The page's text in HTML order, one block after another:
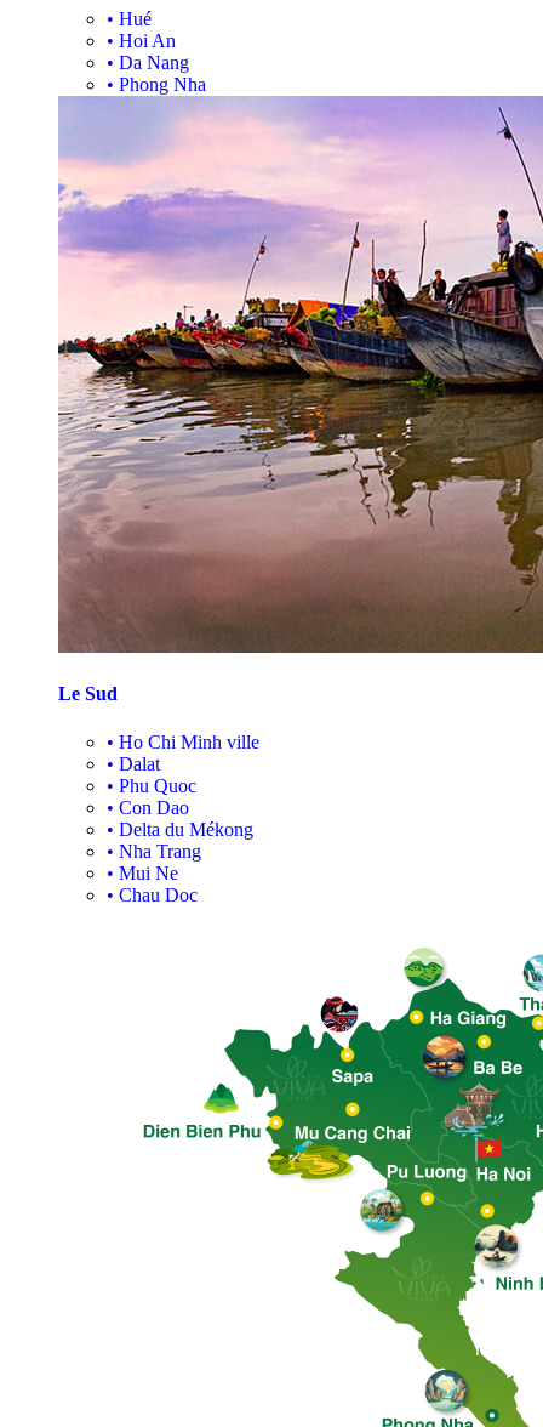
• Hué
• Hoi An
• Da Nang
• Phong Nha
Le Sud
• Ho Chi Minh ville
• Dalat
• Phu Quoc
• Con Dao
• Delta du Mékong
• Nha Trang
• Mui Ne
• Chau Doc